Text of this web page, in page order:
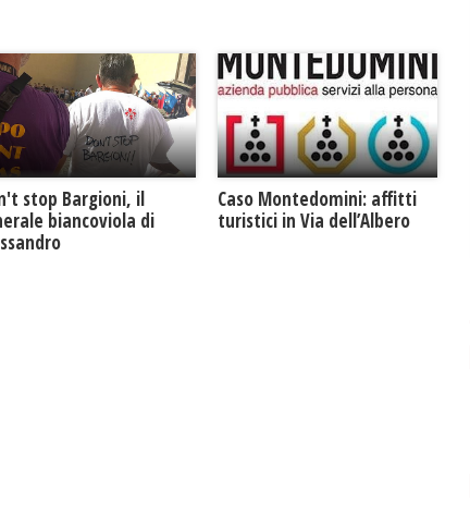
stop Bargioni, il
biancoviola di
Caso Montedomini: affitti
turistici in Via dell’Albero